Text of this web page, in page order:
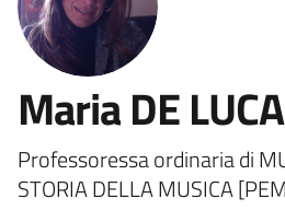
Maria DE LUCA
Professoressa ordinaria di
STORIA DELLA MUSICA